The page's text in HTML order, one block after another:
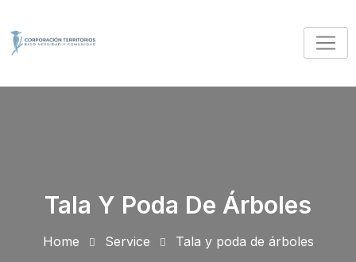
Tala Y Poda De Árboles
Home Service Tala y poda de árboles